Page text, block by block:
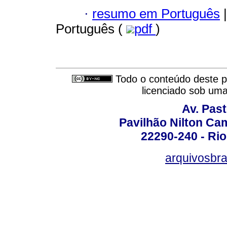
· resumo em Português |
Português (
pdf )
Todo o conteúdo deste
licenciado sob
Av.
Pavilhão Nilton
22290-240 -